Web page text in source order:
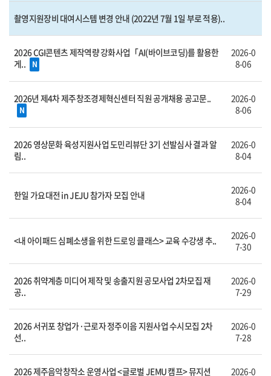
촬영지원장비 대여시스템 변경 안내 (2022년 7월 1일 부로 적용)..
2026 CGI콘텐츠 제작역량 강화사업「AI(바이브코딩)를 활용한
게..
N
2026-0
8-06
2026년 제4차 제주창조경제혁신센터 직원 공개채용 공고문..
N
2026-0
8-06
2026 영상문화 육성지원사업 도민리뷰단 3기 선발심사 결과 알
림..
2026-0
8-04
한일 가요대전 in JEJU 참가자 모집 안내
2026-0
8-04
<내 아이패드 심폐소생을 위한 드로잉 클래스> 교육 수강생 추..
2026-0
7-30
2026 취약계층 미디어 제작 및 송출지원 공모사업 2차모집 재
공..
2026-0
7-29
2026 서귀포 창업가·근로자 정주이음 지원사업 수시모집 2차
선..
2026-0
7-28
2026 제주음악창작소 운영사업 <글로벌 JEMU 캠프> 뮤지션
2026-0